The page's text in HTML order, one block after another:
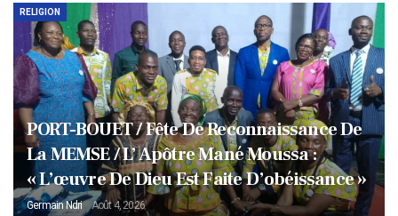
RELIGION
PORT-BOUET / Fête De Reconnaissance De
La MEMSE / L’ Apôtre Mané Moussa :
« L’œuvre De Dieu Est Faite D’obéissance »
Germain Ndri Août 4, 2026